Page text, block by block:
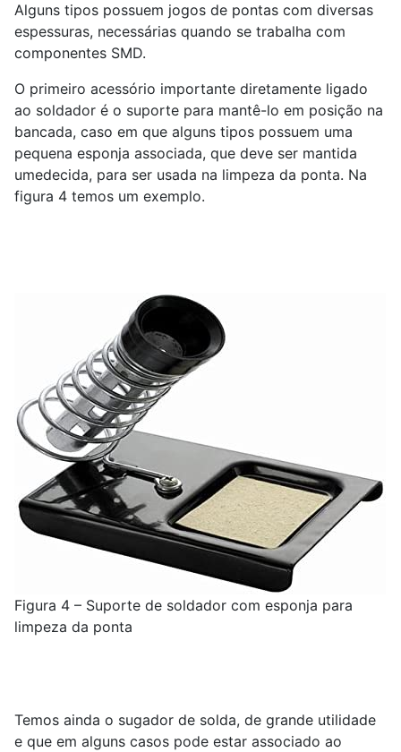
Alguns tipos possuem jogos de pontas com diversas
espessuras, necessárias quando se trabalha com
componentes SMD.
O primeiro acessório importante diretamente ligado
ao soldador é o suporte para mantê-lo em posição na
bancada, caso em que alguns tipos possuem uma
pequena esponja associada, que deve ser mantida
umedecida, para ser usada na limpeza da ponta. Na
figura 4 temos um exemplo.
Figura 4 – Suporte de soldador com esponja para
limpeza da ponta
Temos ainda o sugador de solda, de grande utilidade
e que em alguns casos pode estar associado ao